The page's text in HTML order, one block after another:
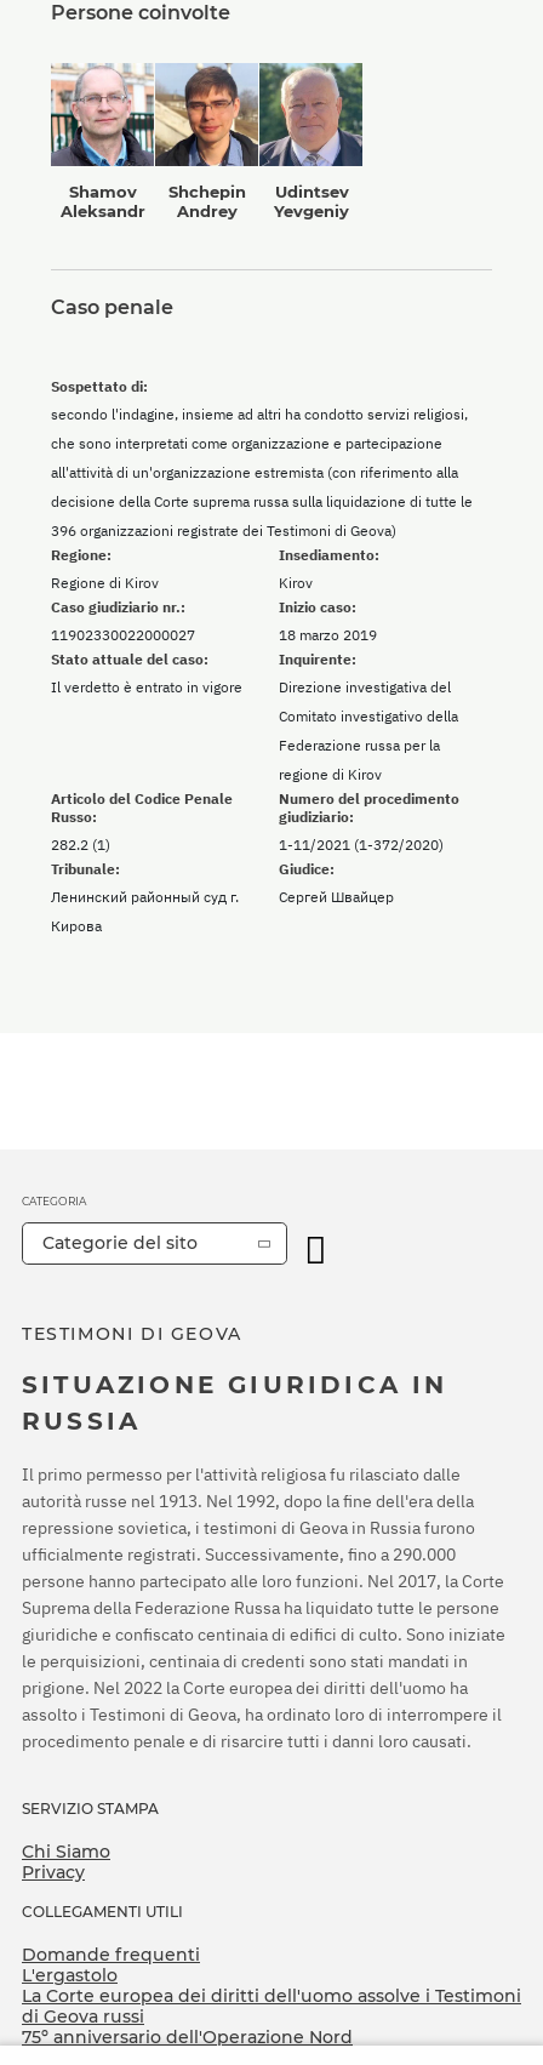
Persone coinvolte
Shamov
Aleksandr
Shchepin
Andrey
Udintsev
Yevgeniy
Caso penale
Regione:
Regione di Kirov
Insediamento:
Kirov
Sospettato di:
secondo l'indagine, insieme ad altri ha condotto servizi religiosi,
che sono interpretati come organizzazione e partecipazione
all'attività di un'organizzazione estremista (con riferimento alla
decisione della Corte suprema russa sulla liquidazione di tutte le
396 organizzazioni registrate dei Testimoni di Geova)
Caso giudiziario nr.:
11902330022000027
Inizio caso:
18 marzo 2019
Stato attuale del caso:
Il verdetto è entrato in vigore
Inquirente:
Direzione investigativa del
Comitato investigativo della
Federazione russa per la
regione di Kirov
Articolo del Codice Penale
Russo:
282.2 (1)
Numero del procedimento
giudiziario:
1-11/2021 (1-372/2020)
Tribunale:
Ленинский районный суд г.
Кирова
Giudice:
Сергей Швайцер
TESTIMONI DI GEOVA
SITUAZIONE GIURIDICA IN
RUSSIA
Il primo permesso per l'attività religiosa fu rilasciato dalle
autorità russe nel 1913. Nel 1992, dopo la fine dell'era della
repressione sovietica, i testimoni di Geova in Russia furono
ufficialmente registrati. Successivamente, fino a 290.000
persone hanno partecipato alle loro funzioni. Nel 2017, la Corte
Suprema della Federazione Russa ha liquidato tutte le persone
giuridiche e confiscato centinaia di edifici di culto. Sono iniziate
le perquisizioni, centinaia di credenti sono stati mandati in
prigione. Nel 2022 la Corte europea dei diritti dell'uomo ha
assolto i Testimoni di Geova, ha ordinato loro di interrompere il
procedimento penale e di risarcire tutti i danni loro causati.
SERVIZIO STAMPA
Chi Siamo
Privacy
COLLEGAMENTI UTILI
Domande frequenti
L'ergastolo
La Corte europea dei diritti dell'uomo assolve i Testimoni
di Geova russi
75º anniversario dell'Operazione Nord
CATEGORIA
Categorie del sito